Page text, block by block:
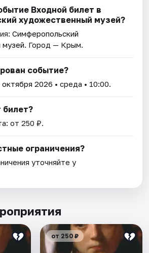
Входной билет в
художественный музей?
Симферопольский
. Город — Крым.
событие?
октября 2026 • среда • 10:00.
билет?
от 250 ₽.
ограничения?
уточняйте у
от 250 ₽